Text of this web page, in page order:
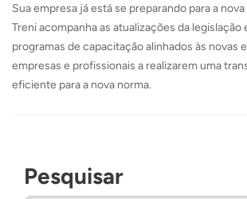
Sua empresa já está se preparando para a
Treni acompanha as atualizações da legislação
programas de capacitação alinhados às novas
empresas e profissionais a realizarem uma
eficiente para a nova norma.
Pesquisar